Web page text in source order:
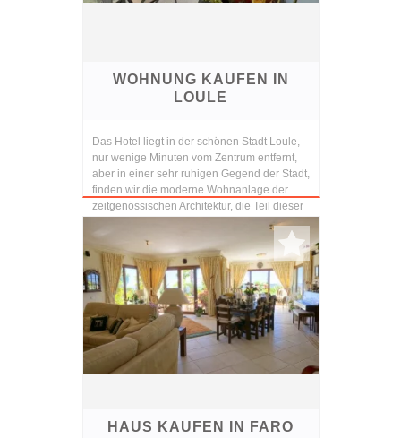
WOHNUNG KAUFEN IN
LOULE
Das Hotel liegt in der schönen Stadt Loule,
nur wenige Minuten vom Zentrum entfernt,
aber in einer sehr ruhigen Gegend der Stadt,
finden wir die moderne Wohnanlage der
zeitgenössischen Architektur, die Teil dieser
HAUS KAUFEN IN FARO